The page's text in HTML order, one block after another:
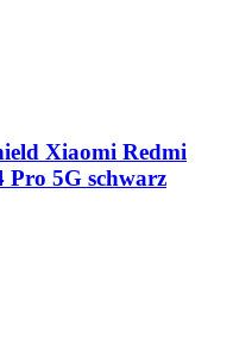
Xiaomi Redmi
Pro 5G schwarz